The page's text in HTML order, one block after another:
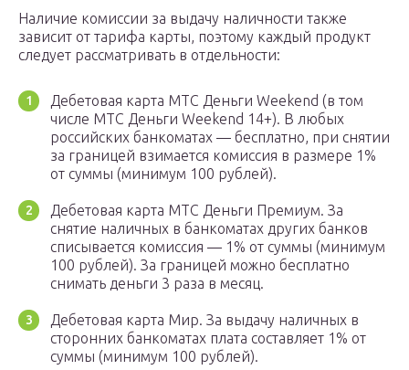
Наличие комиссии за выдачу наличности также
зависит от тарифа карты, поэтому каждый продукт
следует рассматривать в отдельности:
Дебетовая карта МТС Деньги Weekend (в том
числе МТС Деньги Weekend 14+). В любых
российских банкоматах — бесплатно, при снятии
за границей взимается комиссия в размере 1%
от суммы (минимум 100 рублей).
Дебетовая карта МТС Деньги Премиум. За
снятие наличных в банкоматах других банков
списывается комиссия — 1% от суммы (минимум
100 рублей). За границей можно бесплатно
снимать деньги 3 раза в месяц.
Дебетовая карта Мир. За выдачу наличных в
сторонних банкоматах плата составляет 1% от
суммы (минимум 100 рублей).